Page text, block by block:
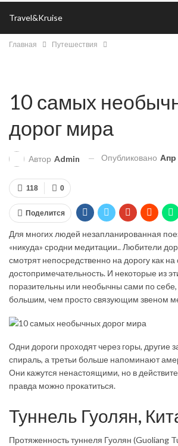
Travel&Kruise
Главная Путешествия
10 самых
дорог мира
Автор Admin Опубликовано Апр
0
118
Поделится
Для многих людей незапланированная
«никуда» сродни медитации.. Любители
смотрят непосредственно на дорогу как
достопримечательность. И некоторые из
поразительны или необычны сами по себе,
большим, чем просто связующим звеном
Одни дороги проходят через горы, другие
спираль, а третьи больше напоминают
Они кажутся ненастоящими, но в
правда можно прокатиться.
Туннель Гуолян,
Протяженность туннеля Гуолян (Guo­liang